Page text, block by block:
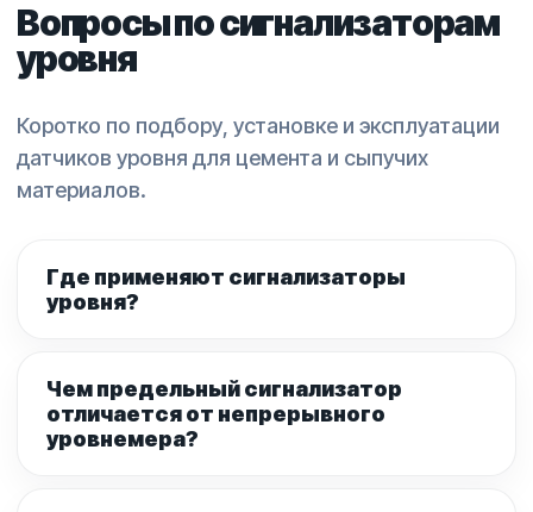
Вопросы по сигнализаторам
уровня
Коротко по подбору, установке и эксплуатации
датчиков уровня для цемента и сыпучих
материалов.
Где применяют сигнализаторы
уровня?
Чем предельный сигнализатор
отличается от непрерывного
уровнемера?